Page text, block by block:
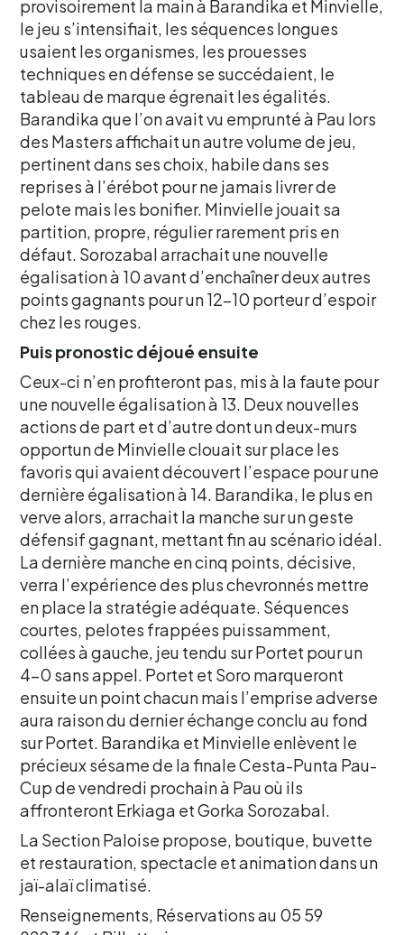
provisoirement la main à Barandika et Minvielle,
le jeu s’intensifiait, les séquences longues
usaient les organismes, les prouesses
techniques en défense se succédaient, le
tableau de marque égrenait les égalités.
Barandika que l’on avait vu emprunté à Pau lors
des Masters affichait un autre volume de jeu,
pertinent dans ses choix, habile dans ses
reprises à l’érébot pour ne jamais livrer de
pelote mais les bonifier. Minvielle jouait sa
partition, propre, régulier rarement pris en
défaut. Sorozabal arrachait une nouvelle
égalisation à 10 avant d’enchaîner deux autres
points gagnants pour un 12-10 porteur d’espoir
chez les rouges.
Puis pronostic déjoué ensuite
Ceux-ci n’en profiteront pas, mis à la faute pour
une nouvelle égalisation à 13. Deux nouvelles
actions de part et d’autre dont un deux-murs
opportun de Minvielle clouait sur place les
favoris qui avaient découvert l’espace pour une
dernière égalisation à 14. Barandika, le plus en
verve alors, arrachait la manche sur un geste
défensif gagnant, mettant fin au scénario idéal.
La dernière manche en cinq points, décisive,
verra l’expérience des plus chevronnés mettre
en place la stratégie adéquate. Séquences
courtes, pelotes frappées puissamment,
collées à gauche, jeu tendu sur Portet pour un
4-0 sans appel. Portet et Soro marqueront
ensuite un point chacun mais l’emprise adverse
aura raison du dernier échange conclu au fond
sur Portet. Barandika et Minvielle enlèvent le
précieux sésame de la finale Cesta-Punta Pau-
Cup de vendredi prochain à Pau où ils
affronteront Erkiaga et Gorka Sorozabal.
La Section Paloise propose, boutique, buvette
et restauration, spectacle et animation dans un
jaï-alaï climatisé.
Renseignements, Réservations au 05 59